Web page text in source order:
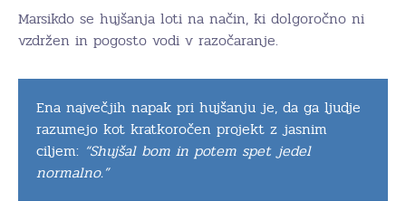
Marsikdo se hujšanja loti na način, ki dolgoročno ni
vzdržen in pogosto vodi v razočaranje.
Ena največjih napak pri hujšanju je, da ga ljudje
razumejo kot kratkoročen projekt z jasnim
ciljem: “Shujšal bom in potem spet jedel
normalno.”